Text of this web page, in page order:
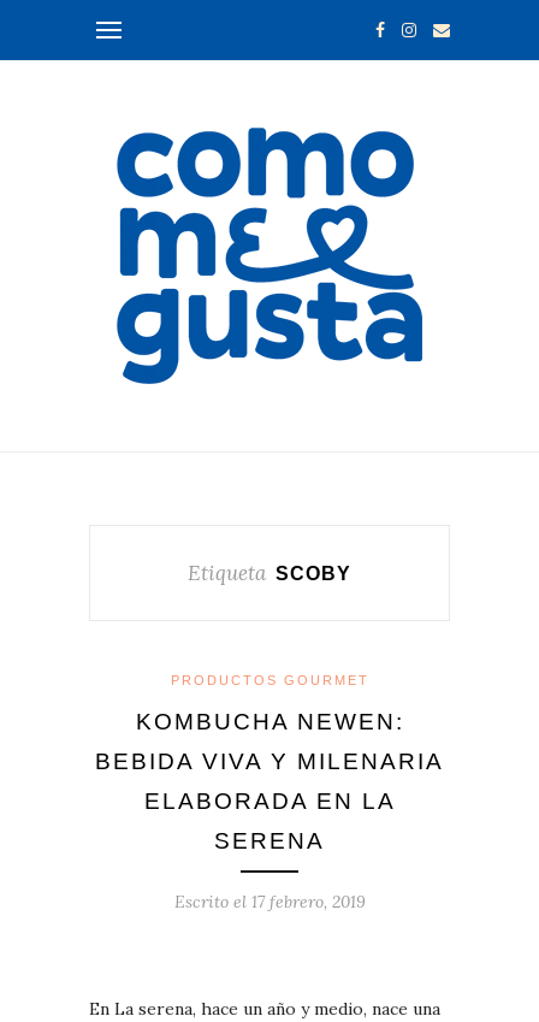
Etiqueta SCOBY
PRODUCTOS GOURMET
KOMBUCHA NEWEN:
BEBIDA VIVA Y MILENARIA
ELABORADA EN LA
SERENA
Escrito el 17 febrero, 2019
En La serena, hace un año y medio, nace una